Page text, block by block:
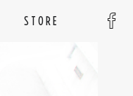
STORE